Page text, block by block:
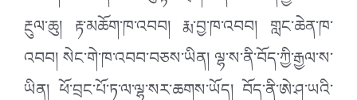
རྔུལ་ཆུ། རྟ་མཆོག་ཁ་འབབ། རྨ་བྱ་ཁ་འབབ། གླང་ཆེན་ཁ་
འབབ། སེང་གེ་ཁ་འབབ་བཅས་ཡིན། ལྷ་ས་ནི་བོད་ཀྱི་རྒྱལ་ས་